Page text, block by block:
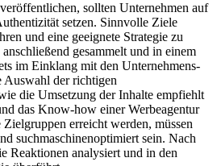
sollten Unternehmen auf
setzen. Sinnvolle Ziele
und eine geeignete Strategie zu
gesammelt und in einem
im Einklang mit den Unternehmens-
der richtigen
die Umsetzung der Inhalte empfiehlt
das Know-how einer Werbeagentur
erreicht werden, müssen
suchmaschinenoptimiert sein. Nach
Reaktionen analysiert und in den